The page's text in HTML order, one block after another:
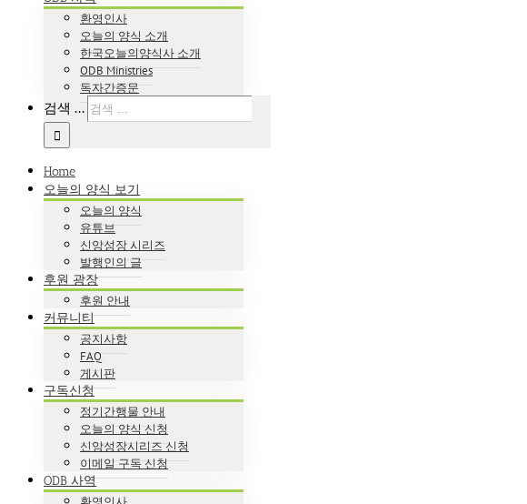
환영인사
오늘의 양식 소개
한국오늘의양식사 소개
ODB Ministries
독자간증문
검색 ...
Home
오늘의 양식 보기
오늘의 양식
유튜브
신앙성장 시리즈
발행인의 글
후원 광장
후원 안내
커뮤니티
공지사항
FAQ
게시판
구독신청
정기간행물 안내
오늘의 양식 신청
신앙성장시리즈 신청
이메일 구독 신청
ODB 사역